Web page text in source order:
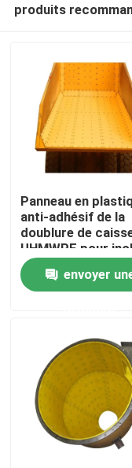
Maison
Au sujet de nous
Visite d'usine
Contrôle de
Contactez-nous
Nouvelles
produits
Panneau en
anti-adhésif de la
doublure de
UHMWPE pour
la semi-remorque
tracteurenvoyer